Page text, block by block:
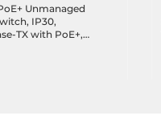
Unmanaged
IP30,
TX with PoE+,